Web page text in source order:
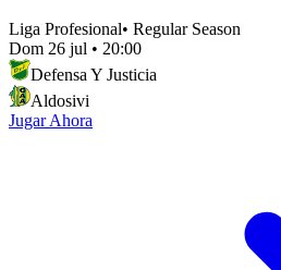
Liga Profesional• Regular Season
Dom 26 jul • 20:00
Defensa Y Justicia
Aldosivi
Jugar Ahora